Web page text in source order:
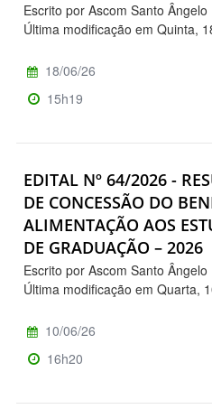
Escrito por Ascom Santo Ângelo
Última modificação em Quinta,
18/06/26
15h19
EDITAL Nº 64/2026 -
DE CONCESSÃO DO
ALIMENTAÇÃO AOS
DE GRADUAÇÃO – 2026
Escrito por Ascom Santo Ângelo
Última modificação em Quarta,
10/06/26
16h20